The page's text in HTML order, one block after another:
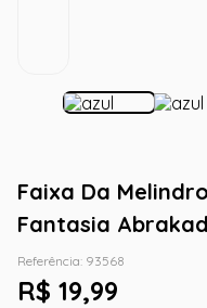
Faixa Da
Fantasia
Referência: 93568
R$ 19,99